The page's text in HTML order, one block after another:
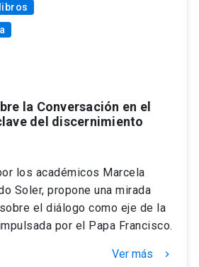
la Conversación en el
del discernimiento
los académicos Marcela
Soler, propone una mirada
el diálogo como eje de la
por el Papa Francisco.
Ver más keyboard_arrow_right